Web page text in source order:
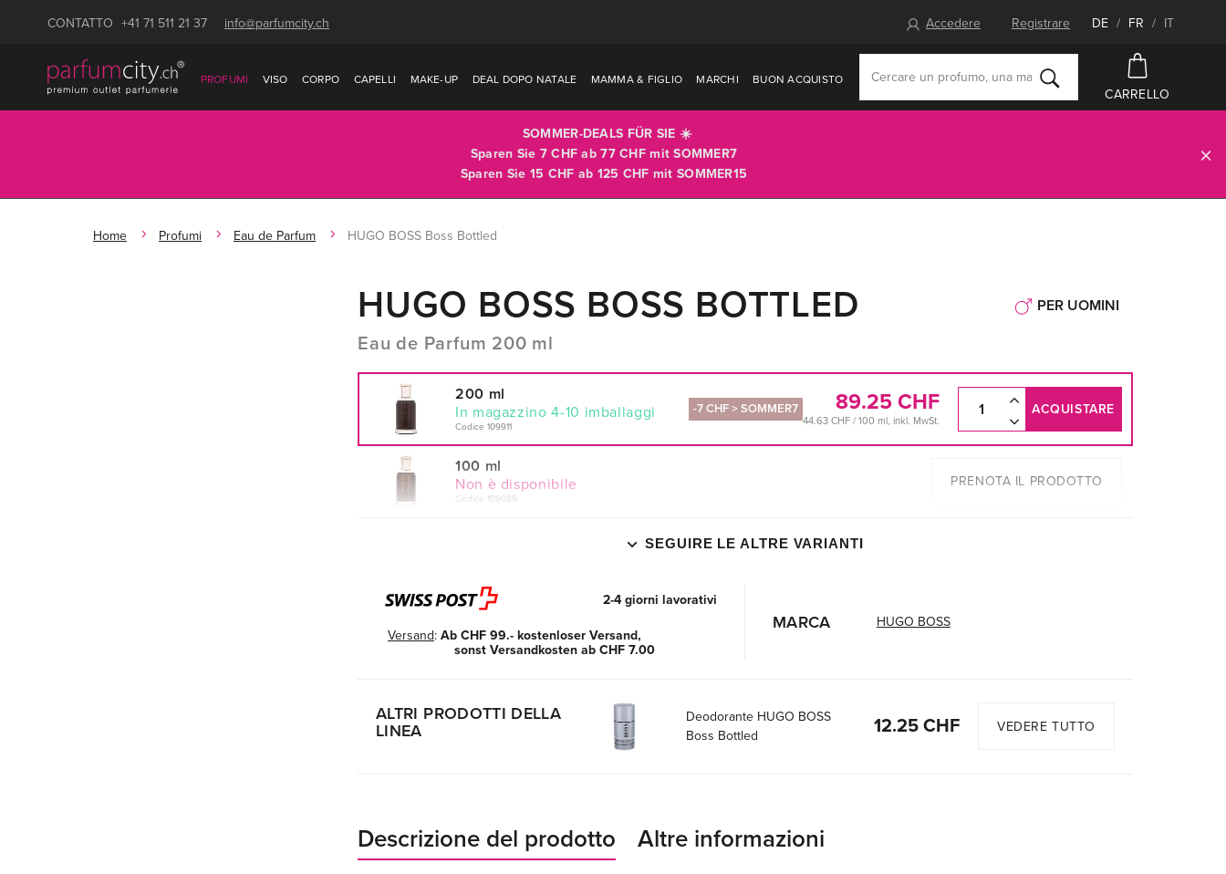
CONTATTO +41 71 511 21 37 info@parfumcity.ch Accedere Registrare DE / FR / IT
PROFUMI VISO CORPO CAPELLI MAKE-UP DEAL DOPO NATALE MAMMA & FIGLIO MARCHI BUON ACQUISTO
CARRELLO
SOMMER-DEALS FÜR SIE ☀️
Sparen Sie 7 CHF ab 77 CHF mitSOMMER7
Sparen Sie 15 CHF ab 125 CHF mit SOMMER15
Home Profumi Eau de Parfum HUGO BOSS Boss Bottled
PER UOMINI
HUGO BOSS BOSS BOTTLED
Eau de Parfum 200 ml
200 ml
In magazzino 4-10 imballaggi
Codice 109911
-7 CHF > SOMMER7 89.25 CHF
44.63 CHF / 100 ml, inkl. MwSt.
ACQUISTARE
100 ml
Non è disponibile
Codice 109089
PRENOTA IL PRODOTTO
SEGUIRE LE ALTRE VARIANTI
2-4 giorni lavorativi
Versand: Ab CHF 99.- kostenloser Versand,
sonst Versandkosten ab CHF 7.00
MARCA HUGO BOSS
ALTRI PRODOTTI DELLA
LINEA
Deodorante HUGO BOSS
Boss Bottled
12.25 CHF VEDERE TUTTO
Descrizione del prodotto Altre informazioni